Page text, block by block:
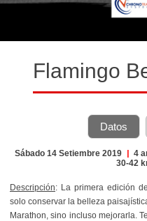
Flamingo
Datos
Sábado 14 Setiembre 2019 | 4
30-42
Descripción: La primera edición
solo conservar la belleza
Marathon, sino incluso mejorarla.